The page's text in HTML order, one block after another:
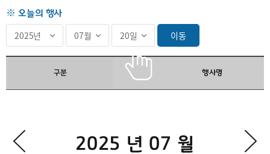
※ 오늘의 행사
이동
구분 행사명
2025 년 07 월